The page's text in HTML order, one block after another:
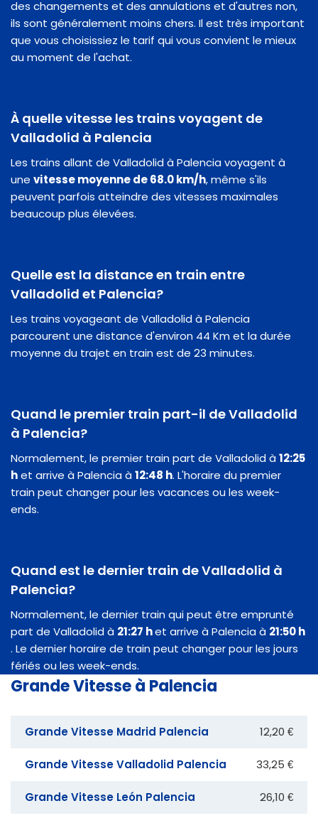
des changements et des annulations et d'autres non,
ils sont généralement moins chers. Il est très important
que vous choisissiez le tarif qui vous convient le mieux
au moment de l'achat.
À quelle vitesse les trains voyagent de
Valladolid à Palencia
Les trains allant de Valladolid à Palencia voyagent à
une vitesse moyenne de 68.0 km/h, même s'ils
peuvent parfois atteindre des vitesses maximales
beaucoup plus élevées.
Quelle est la distance en train entre
Valladolid et Palencia?
Les trains voyageant de Valladolid à Palencia
parcourent une distance d'environ 44 Km et la durée
moyenne du trajet en train est de 23 minutes.
Quand le premier train part-il de Valladolid
à Palencia?
Normalement, le premier train part de Valladolid à12:25
het arrive à Palencia à12:48 h. L'horaire du premier
train peut changer pour les vacances ou les week-
ends.
Quand est le dernier train de Valladolid à
Palencia?
Normalement, le dernier train qui peut être emprunté
part de Valladolid à 21:27 het arrive à Palencia à 21:50 h
. Le dernier horaire de train peut changer pour les jours
fériés ou les week-ends.
Grande Vitesse à Palencia
Grande Vitesse Madrid Palencia 12,20 €
Grande Vitesse Valladolid Palencia 33,25 €
Grande Vitesse León Palencia 26,10 €